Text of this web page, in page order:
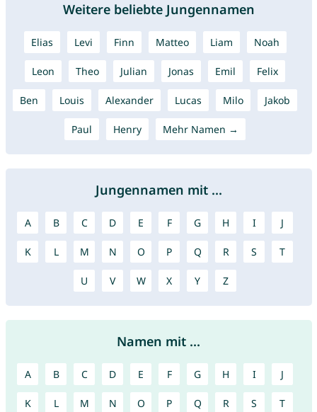
Weitere beliebte Jungennamen
Elias Levi Finn Matteo Liam Noah
Leon Theo Julian Jonas Emil Felix
Ben Louis Alexander Lucas Milo Jakob
Paul Henry Mehr Namen →
Jungennamen mit ...
A B C D E F G H I J
K L M N O P Q R S T
U V W X Y Z
Namen mit ...
A B C D E F G H I J
K L M N O P Q R S T